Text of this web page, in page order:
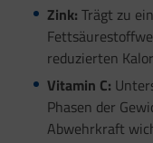
Zink: Trägt zu
reduzierten
Vitamin C:
Phasen der
Abwehrkraft